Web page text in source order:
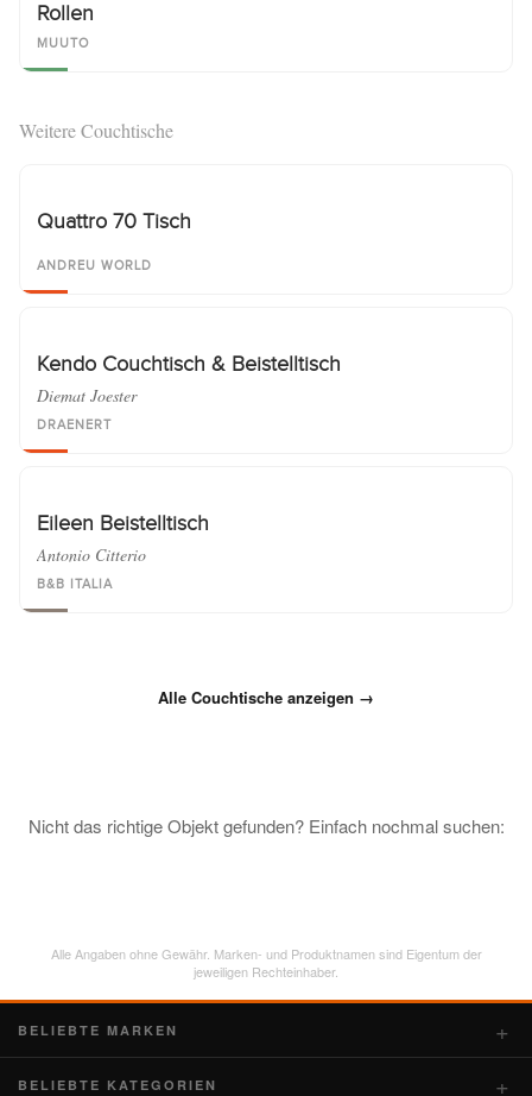
Rollen
MUUTO
Weitere Couchtische
Quattro 70 Tisch
ANDREU WORLD
Kendo Couchtisch & Beistelltisch
Diemat Joester
DRAENERT
Eileen Beistelltisch
Antonio Citterio
B&B ITALIA
Alle Couchtische anzeigen →
Nicht das richtige Objekt gefunden? Einfach nochmal suchen:
Alle Angaben ohne Gewähr. Marken- und Produktnamen sind Eigentum der
jeweiligen Rechteinhaber.
BELIEBTE MARKEN
BELIEBTE KATEGORIEN